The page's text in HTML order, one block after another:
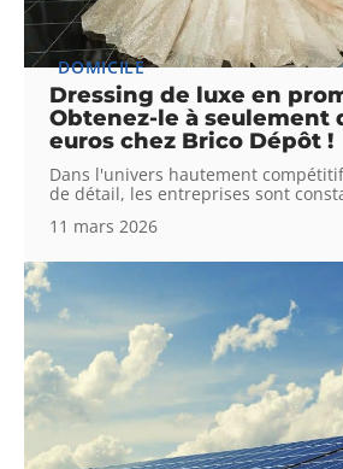
DOMICILE
Dressing de luxe en
Obtenez-le à seulement
euros chez Brico Dépôt !
Dans l'univers hautement
de détail, les entreprises sont
11 mars 2026